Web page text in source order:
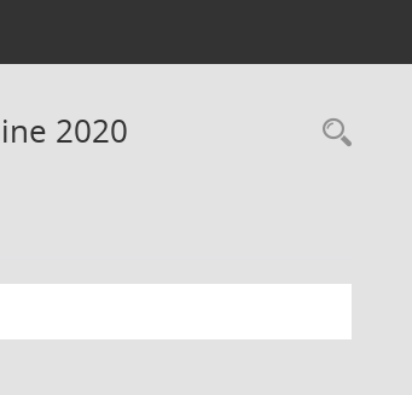
2020